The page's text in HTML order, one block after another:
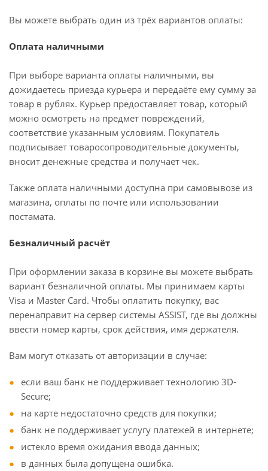
Вы можете выбрать один из трёх вариантов оплаты:
Оплата наличными
При выборе варианта оплаты наличными, вы
дожидаетесь приезда курьера и передаёте ему сумму за
товар в рублях. Курьер предоставляет товар, который
можно осмотреть на предмет повреждений,
соответствие указанным условиям. Покупатель
подписывает товаросопроводительные документы,
вносит денежные средства и получает чек.
Также оплата наличными доступна при самовывозе из
магазина, оплаты по почте или использовании
постамата.
Безналичный расчёт
При оформлении заказа в корзине вы можете выбрать
вариант безналичной оплаты. Мы принимаем карты
Visa и Master Card. Чтобы оплатить покупку, вас
перенаправит на сервер системы ASSIST, где вы должны
ввести номер карты, срок действия, имя держателя.
Вам могут отказать от авторизации в случае:
если ваш банк не поддерживает технологию 3D-
Secure;
на карте недостаточно средств для покупки;
банк не поддерживает услугу платежей в интернете;
истекло время ожидания ввода данных;
в данных была допущена ошибка.